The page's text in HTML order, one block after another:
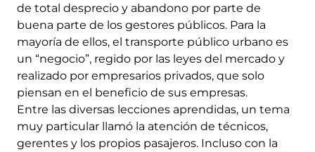
de total desprecio y abandono por parte de
buena parte de los gestores públicos. Para la
mayoría de ellos, el transporte público urbano es
un “negocio”, regido por las leyes del mercado y
realizado por empresarios privados, que solo
piensan en el beneficio de sus empresas.
Entre las diversas lecciones aprendidas, un tema
muy particular llamó la atención de técnicos,
gerentes y los propios pasajeros. Incluso con la